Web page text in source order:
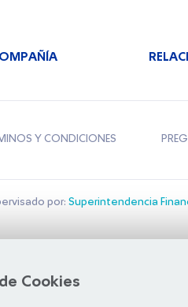
Cookies
Y CONDICIONES
por: Superintendencia